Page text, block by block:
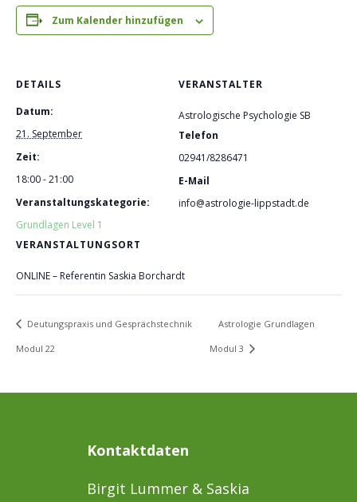
Zum Kalender hinzufügen
DETAILS
Datum:
21. September
Zeit:
18:00 - 21:00
Veranstaltungskategorie:
Grundlagen Level 1
VERANSTALTUNGSORT
ONLINE – Referentin Saskia Borchardt
VERANSTALTER
Astrologische Psychologie SB
Telefon
02941/8286471
E-Mail
info@astrologie-lippstadt.de
Deutungspraxis und Gesprächstechnik
Modul 22
Astrologie Grundlagen
Modul 3
Kontaktdaten
Birgit Lummer & Saskia